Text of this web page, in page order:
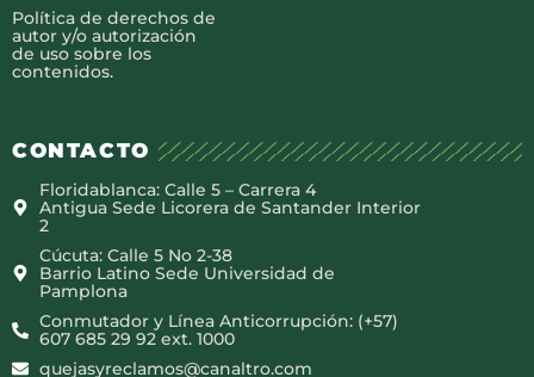
Política de derechos de
autor y/o autorización
de uso sobre los
contenidos.
CONTACTO
Floridablanca: Calle 5 – Carrera 4
Antigua Sede Licorera de Santander Interior
2
Cúcuta: Calle 5 No 2-38
Barrio Latino Sede Universidad de
Pamplona
Conmutador y Línea Anticorrupción: (+57)
607 685 29 92 ext. 1000
quejasyreclamos@canaltro.com